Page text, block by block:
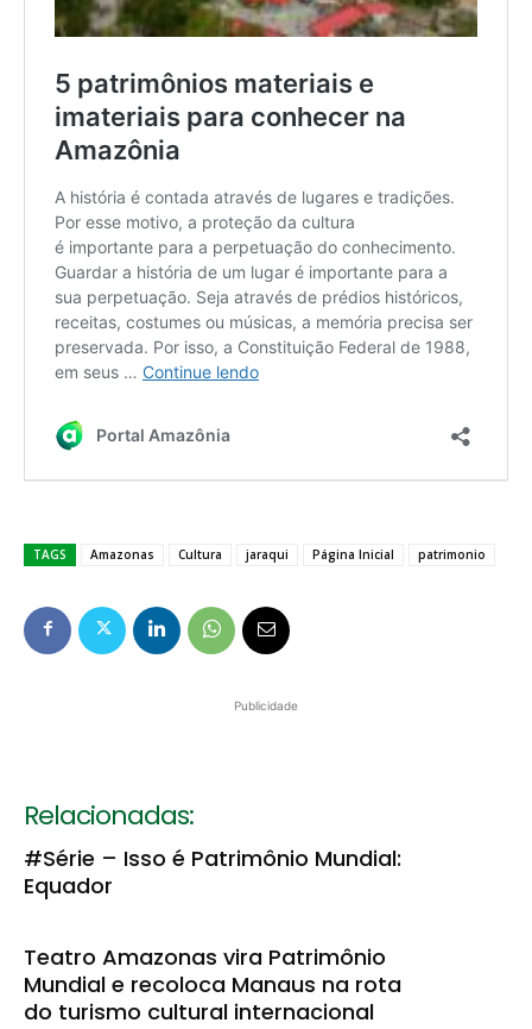
TAGS Amazonas Cultura jaraqui Página Inicial patrimonio
Publicidade
Relacionadas:
#Série – Isso é Patrimônio Mundial:
Equador
Teatro Amazonas vira Patrimônio
Mundial e recoloca Manaus na rota
do turismo cultural internacional